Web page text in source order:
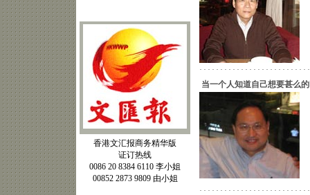
香港文汇报商务精华版
证订热线
0086 20 8384 6110 李小姐
00852 2873 9809 由小姐
当一个人知道自己想要甚么